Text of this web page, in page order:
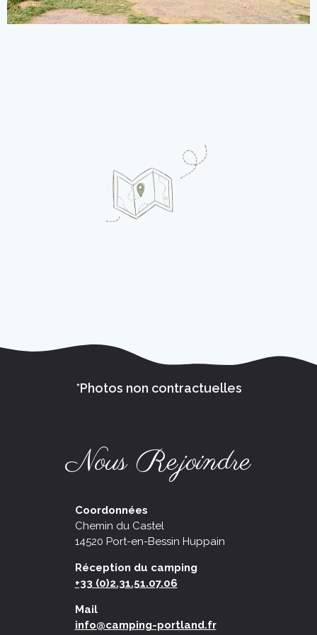
*Photos non contractuelles
Nous Rejoindre
Coordonnées
Chemin du Castel
14520 Port-en-Bessin Huppain
Réception du camping
+33 (0)2.31.51.07.06
Mail
info@camping-portland.fr